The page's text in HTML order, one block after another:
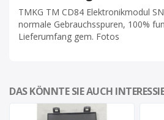
TMKG TM CD84 Elektronikmodul
normale Gebrauchsspuren, 100%
Lieferumfang gem. Fotos
DAS KÖNNTE SIE AUCH